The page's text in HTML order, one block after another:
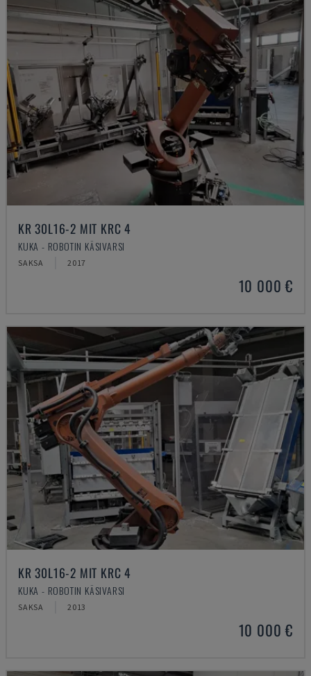
KR 30L16-2 MIT KRC 4
KUKA - ROBOTIN KÄSIVARSI
SAKSA 2017
10 000 €
KR 30L16-2 MIT KRC 4
KUKA - ROBOTIN KÄSIVARSI
SAKSA 2013
10 000 €